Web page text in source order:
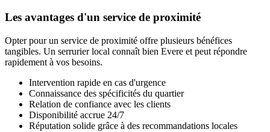
Les avantages d'un service de proximité
Opter pour un service de proximité offre plusieurs bénéfices
tangibles. Un serrurier local connaît bien Evere et peut répondre
rapidement à vos besoins.
Intervention rapide en cas d'urgence
Connaissance des spécificités du quartier
Relation de confiance avec les clients
Disponibilité accrue 24/7
Réputation solide grâce à des recommandations locales